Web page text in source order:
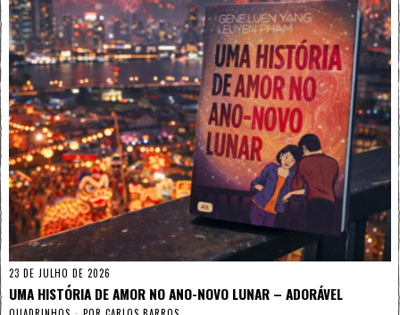
23 DE JULHO DE 2026
UMA HISTÓRIA DE AMOR NO ANO-NOVO LUNAR – ADORÁVEL